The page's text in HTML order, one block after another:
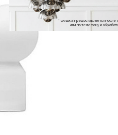
* скидка предоставляется
или по телефону и